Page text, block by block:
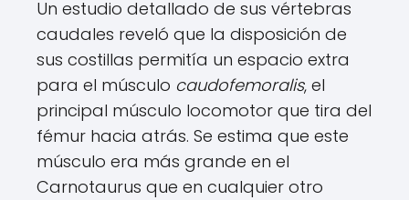
Un estudio detallado de sus vértebras
caudales reveló que la disposición de
sus costillas permitía un espacio extra
para el músculo caudofemoralis, el
principal músculo locomotor que tira del
fémur hacia atrás. Se estima que este
músculo era más grande en el
Carnotaurus que en cualquier otro